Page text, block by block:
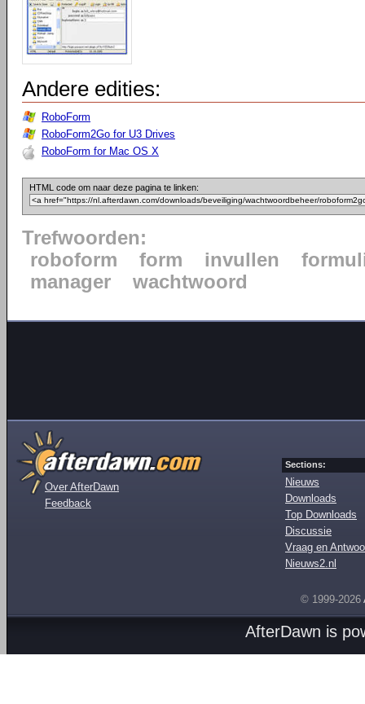
Andere edities:
RoboForm
RoboForm2Go for U3 Drives
RoboForm for Mac OS X
HTML code om naar deze pagina te linken:
Trefwoorden:
roboform
form invullen
manager
wachtwoord
Over AfterDawn
Feedback
Sections:
Nieuws
Downloads
Top Downloads
Discussie
Vraag en
Nieuws2.nl
© 1999-2026
AfterDawn is